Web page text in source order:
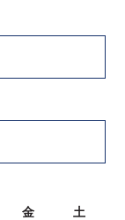
金 土